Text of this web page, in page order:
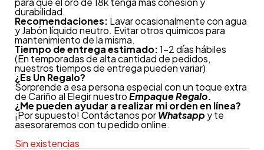
durabilidad.
Recomendaciones: Lavar ocasionalmente con agua
y Jabón líquido neutro. Evitar otros quimicos para
mantenimiento de la misma.
Tiempo de entrega estimado:1-2 días hábiles
(En temporadas de alta cantidad de pedidos,
nuestros tiempos de entrega pueden variar)
¿Es Un Regalo?
Sorprende a esa persona especial con un toque extra
de Cariño al Elegir nuestroEmpaque Regalo.
¿Me pueden ayudar a realizar mi orden en línea?
¡Por supuesto! Contáctanos porWhatsapp y te
asesoraremos con tu pedido online.
Sin existencias